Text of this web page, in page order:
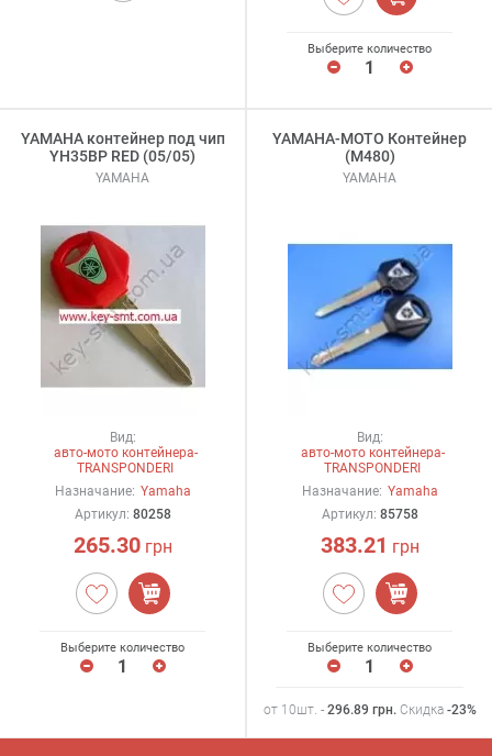
Выберите количество
YAMAHA контейнер под чип
YH35BP RED (05/05)
YAMAHA
Вид:
авто-мото контейнера-
TRANSPONDERI
Назначание: Yamaha
Артикул: 80258
265.30грн
Выберите количество
YAMAHA-MOTO Контейнер
(M480)
YAMAHA
Вид:
авто-мото контейнера-
TRANSPONDERI
Назначание: Yamaha
Артикул: 85758
383.21 грн
Выберите количество
от 10шт. - 296.89 грн. Скидка -23%